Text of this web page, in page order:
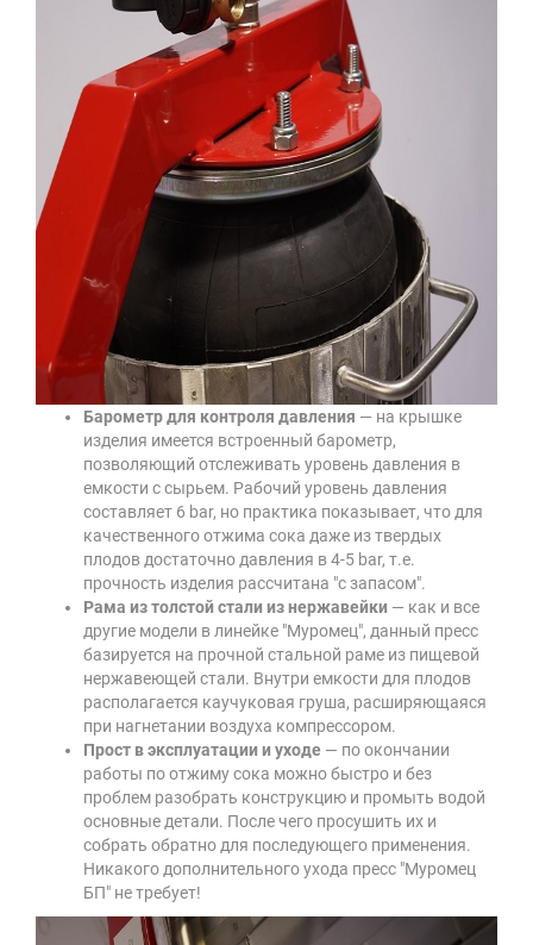
Барометр для контроля давления — на крышке
изделия имеется встроенный барометр,
позволяющий отслеживать уровень давления в
емкости с сырьем. Рабочий уровень давления
составляет 6 bar, но практика показывает, что для
качественного отжима сока даже из твердых
плодов достаточно давления в 4-5 bar, т.е.
прочность изделия рассчитана "с запасом".
Рама из толстой стали из нержавейки — как и все
другие модели в линейке "Муромец", данный пресс
базируется на прочной стальной раме из пищевой
нержавеющей стали. Внутри емкости для плодов
располагается каучуковая груша, расширяющаяся
при нагнетании воздуха компрессором.
Прост в эксплуатации и уходе — по окончании
работы по отжиму сока можно быстро и без
проблем разобрать конструкцию и промыть водой
основные детали. После чего просушить их и
собрать обратно для последующего применения.
Никакого дополнительного ухода пресс "Муромец
БП" не требует!